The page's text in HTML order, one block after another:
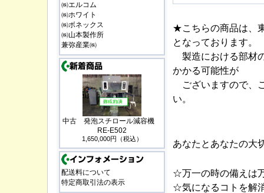
㈱エルコム
㈱ホワイト
㈱ボネックス
㈱山本製作所
兼弥産業㈱
中古 発泡スチロール減容機
RE-E502
1,650,000円（税込）
配送料について
特定商取引法の表示
★こちらの商品は、
となっております。
製造における部材
かかる可能性が
ございますので、
い。
あなたとあなたの大
☆万一の時の備えは
☆気になるコトを解